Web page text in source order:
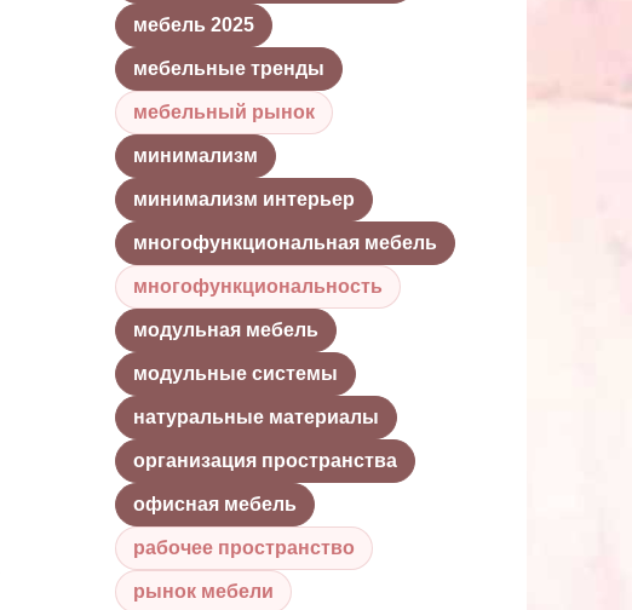
мебель 2025
мебельные тренды
мебельный рынок
минимализм
минимализм интерьер
многофункциональная мебель
многофункциональность
модульная мебель
модульные системы
натуральные материалы
организация пространства
офисная мебель
рабочее пространство
рынок мебели